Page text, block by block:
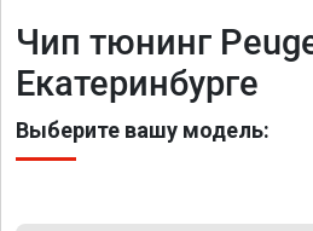
Чип тюнинг
Екатеринбурге
Выберите вашу модель: